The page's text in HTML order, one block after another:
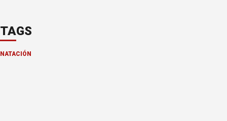
TAGS
NATACIÓN